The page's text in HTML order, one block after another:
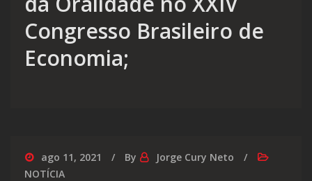
Congresso Brasileiro de
Economia;
ago 11, 2021 By
Jorge Cury Neto
NOTÍCIA